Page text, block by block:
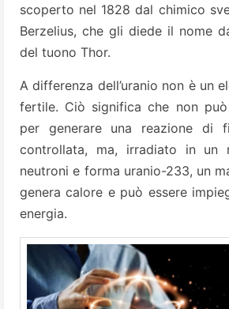
scoperto nel 1828 dal chimico
Berzelius, che gli diede il nome
del tuono Thor.
A differenza dell’uranio non è un
fertile. Ciò significa che non
per generare una reazione di
controllata, ma, irradiato in un
neutroni e forma uranio-233, un
genera calore e può essere
energia.